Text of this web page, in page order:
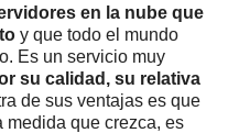
en la nube que
y que todo el mundo
Es un servicio muy
su calidad, su relativa
de sus ventajas es que
medida que crezca, es